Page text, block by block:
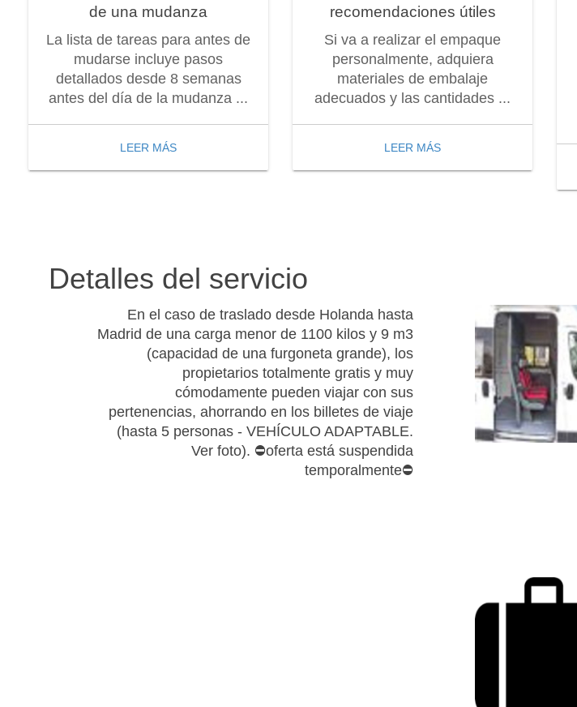
de una mudanza
La lista de tareas para antes de
mudarse incluye pasos
detallados desde 8 semanas
antes del día de la mudanza ...
LEER MÁS
recomendaciones útiles
Si va a realizar el empaque
personalmente, adquiera
materiales de embalaje
adecuados y las cantidades ...
LEER MÁS
Detalles del servicio
En el caso de traslado desde Holanda hasta
Madrid de una carga menor de 1100 kilos y 9 m3
(capacidad de una furgoneta grande), los
propietarios totalmente gratis y muy
cómodamente pueden viajar con sus
pertenencias, ahorrando en los billetes de viaje
(hasta 5 personas - VEHÍCULO ADAPTABLE.
Ver foto). ⛔oferta está suspendida
temporalmente⛔